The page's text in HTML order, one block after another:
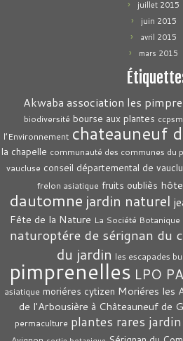
juillet 2015
juin 2015
avril 2015
mars 2015
Akwaba association les
biodiversité bourse aux plantes
l’Environnement chateauneuf
la chapelle communauté des communes du
vaucluse conseil départemental de
frelon asiatique fruits oubliès
dautomne jardin naturel
Fête de la Nature La Société Botanique
naturoptére de sérignan du
du jardin les escapades
pimprenelles LPO
asiatique moriéres cytizen Moriéres les
de l'Arbousière à Châteauneuf de
permaculture plantes rares